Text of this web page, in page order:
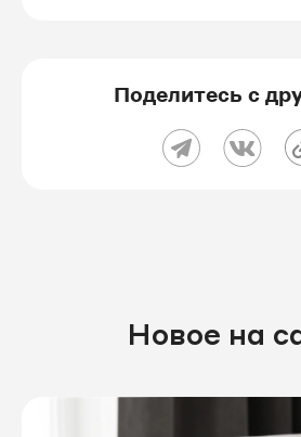
Поделитесь с
Новое на